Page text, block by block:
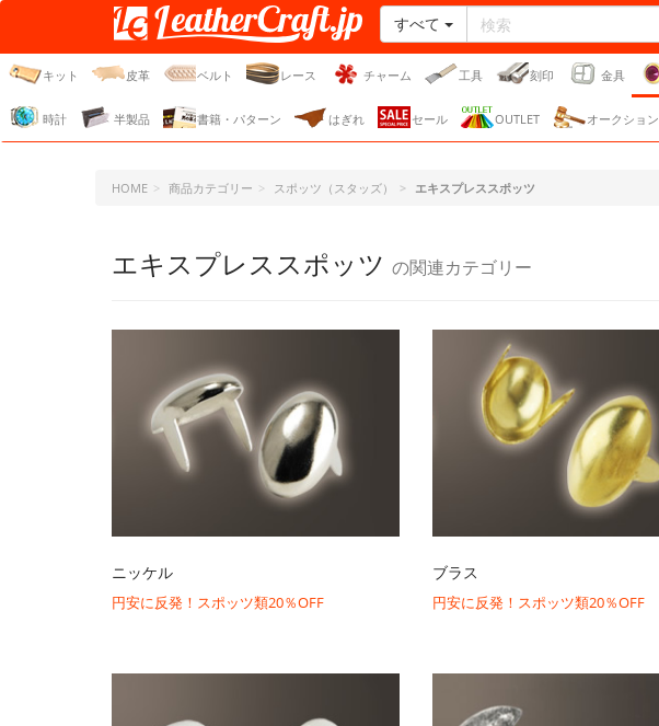
レザークラフト・ドット・
ジェーピー
すべて
キット 皮革 ベルト レース チャーム 工具 刻印 金具
時計 半製品 書籍・パターン はぎれ セール OUTLET オークション
HOME 商品カテゴリー スポッツ（スタッズ） エキスプレススポッツ
エキスプレススポッツ の関連カテゴリー
ニッケル
円安に反発！スポッツ類20％OFF
ブラス
円安に反発！スポッツ類20％OFF